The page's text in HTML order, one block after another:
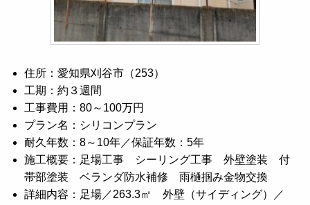
住所：愛知県刈谷市（253）
工期：約３週間
工事費用：80～100万円
プラン名：シリコンプラン
耐久年数：8～10年／保証年数：5年
施工概要：足場工事 シーリング工事 外壁塗装 付
帯部塗装 ベランダ防水補修 雨樋掴み金物交換
詳細内容：足場／263.3㎡ 外壁（サイディング）／